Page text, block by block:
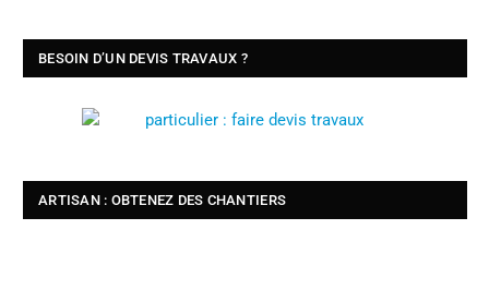
BESOIN D’UN DEVIS TRAVAUX ?
ARTISAN : OBTENEZ DES CHANTIERS